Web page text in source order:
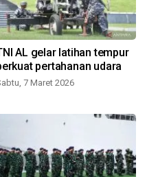
AL gelar latihan tempur
pertahanan udara
7 Maret 2026